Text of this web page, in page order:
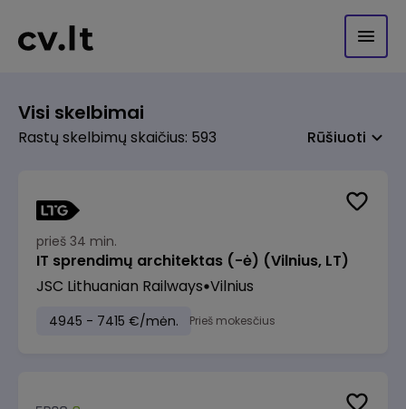
Visi skelbimai
Rastų skelbimų skaičius: 593 Rūšiuoti
prieš 34 min.
IT sprendimų architektas (-ė) (Vilnius, LT)
JSC Lithuanian Railways Vilnius
4945 - 7415 €/mėn. Prieš mokesčius